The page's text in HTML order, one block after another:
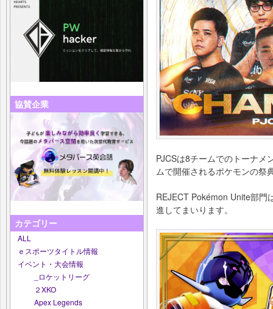
協賛企業
カテゴリー
ALL
ｅスポーツタイトル情報
イベント・大会情報
_ロケットリーグ
２XKO
Apex Legends
PJCSは8チームでのトーナメ
ムで開催されるポケモンの祭
REJECT Pokémon Unite部門
進してまいります。